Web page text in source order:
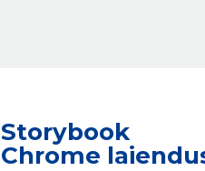
Storybook
Chrome